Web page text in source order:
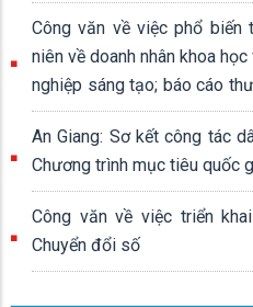
Công văn về việc phổ biến
niên về doanh nhân khoa
nghiệp sáng tạo; báo cáo
khởi nghiệp sáng tạo quốc
An Giang: Sơ kết công tác
Chương trình mục tiêu quốc
Công văn về việc triển
Chuyển đổi số